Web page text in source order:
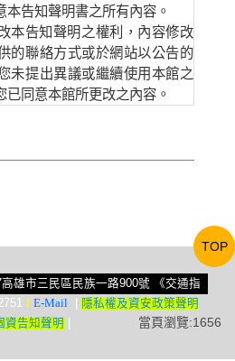
本告知聲明書之所有內容。
本告知聲明之權利，內容修改
的聯絡方式或於網站以公告的
未提出異議或繼續使用本館之
已同意本館所更改之內容。
雄市三民區民族一路900號
《交通指
/ E-Mail|
隱私權及資安政策聲明
資告知聲明 當頁瀏覽:1656
TOP